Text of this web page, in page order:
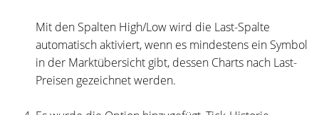
Mit den Spalten High/Low wird die Last-Spalte
automatisch aktiviert, wenn es mindestens ein Symbol
in der Marktübersicht gibt, dessen Charts nach Last-
Preisen gezeichnet werden.